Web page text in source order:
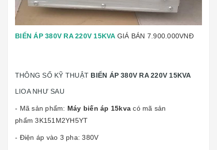
BIẾN ÁP 380V RA 220V 15KVA GIÁ BÁN 7.900.000VNĐ
THÔNG SỐ KỸ THUẬT BIẾN ÁP 380V RA 220V 15KVA
LIOA NHƯ SAU
- Mã sản phẩm: Máy biến áp 15kva có mã sản
phẩm 3K151M2YH5YT
- Điện áp vào 3 pha: 380V